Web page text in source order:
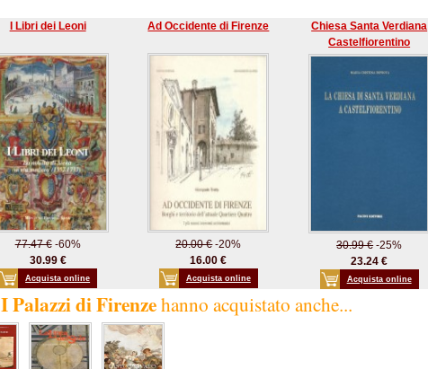
I Libri dei Leoni
77.47 €-60%
30.99 €
Acquista online
Ad Occidente di Firenze
20.00 €-20%
16.00 €
Acquista online
Chiesa Santa Verdiana
Castelfiorentino
30.99 €-25%
23.24 €
Acquista online
I Palazzi di Firenzehanno acquistato anche...